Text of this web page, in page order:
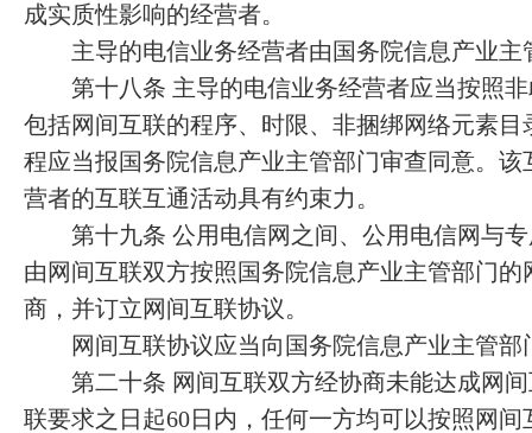
成实质性影响的经营者。
主导的电信业务经营者由国务院信息产业主
第十八条 主导的电信业务经营者应当按照非
包括网间互联的程序、时限、非捆绑网络元素
程应当报国务院信息产业主管部门审查同意。
营者的互联互通活动具有约束力。
第十九条 公用电信网之间、公用电信网与专
由网间互联双方按照国务院信息产业主管部门
商，并订立网间互联协议。
网间互联协议应当向国务院信息产业主管部
第二十条 网间互联双方经协商未能达成网间
联要求之日起60日内，任何一方均可以按照网